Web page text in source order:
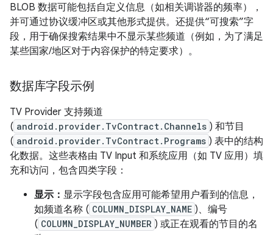
BLOB 数据可能包括自定义信息（如相关调谐器的频率），
并可通过协议缓冲区或其他形式提供。还提供“可搜索”字
段，用于确保搜索结果中不显示某些频道（例如，为了满足
某些国家/地区对于内容保护的特定要求）。
数据库字段示例
TV Provider 支持频道
( android.provider.TvContract.Channels ) 和节目
( android.provider.TvContract.Programs ) 表中的结构
化数据。这些表格由 TV Input 和系统应用（如 TV 应用）填
充和访问，包含四类字段：
显示： 显示字段包含应用可能希望用户看到的信息，
如频道名称 ( COLUMN_DISPLAY_NAME )、编号
( COLUMN_DISPLAY_NUMBER ) 或正在观看的节目的名